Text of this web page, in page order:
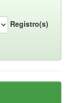
Registro(s)